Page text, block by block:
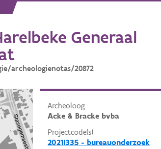
Generaal
archeologienotas/20872
Archeoloog
Acke & Bracke bvba
Projectcode(s)
2021I335 - bureauonderzoek